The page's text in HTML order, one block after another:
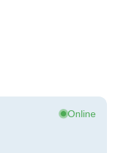
Online